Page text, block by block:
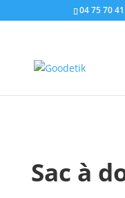
04 75 70
e-shop/Sacs &
Sac à